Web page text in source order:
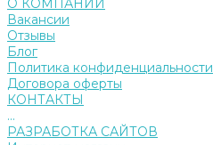
О КОМПАНИИ
Вакансии
Отзывы
Блог
Политика конфиденциальности
Договора оферты
КОНТАКТЫ
...
РАЗРАБОТКА САЙТОВ